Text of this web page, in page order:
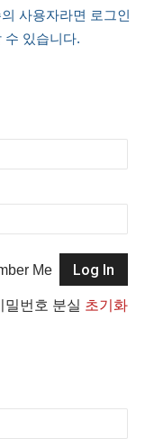
사용자라면 로그인
수 있습니다.
Me
밀번호 분실 초기화